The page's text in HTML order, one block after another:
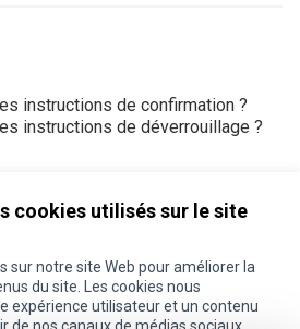
cookies utilisés sur le site
sur notre site Web pour améliorer la
du site. Les cookies nous
expérience utilisateur et un contenu
instructions de confirmation ?
instructions de déverrouillage ?
Instagram